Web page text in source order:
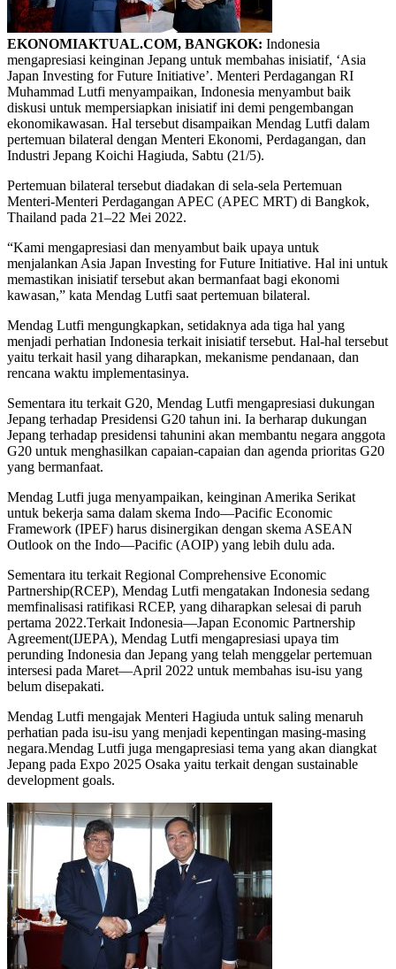
EKONOMIAKTUAL.COM, BANGKOK: Indonesia
mengapresiasi keinginan Jepang untuk membahas inisiatif, ‘Asia
Japan Investing for Future Initiative’. Menteri Perdagangan RI
Muhammad Lutfi menyampaikan, Indonesia menyambut baik
diskusi untuk mempersiapkan inisiatif ini demi pengembangan
ekonomikawasan. Hal tersebut disampaikan Mendag Lutfi dalam
pertemuan bilateral dengan Menteri Ekonomi, Perdagangan, dan
Industri Jepang Koichi Hagiuda, Sabtu (21/5).
Pertemuan bilateral tersebut diadakan di sela-sela Pertemuan
Menteri-Menteri Perdagangan APEC (APEC MRT) di Bangkok,
Thailand pada 21–22 Mei 2022.
“Kami mengapresiasi dan menyambut baik upaya untuk
menjalankan Asia Japan Investing for Future Initiative. Hal ini untuk
memastikan inisiatif tersebut akan bermanfaat bagi ekonomi
kawasan,” kata Mendag Lutfi saat pertemuan bilateral.
Mendag Lutfi mengungkapkan, setidaknya ada tiga hal yang
menjadi perhatian Indonesia terkait inisiatif tersebut. Hal-hal tersebut
yaitu terkait hasil yang diharapkan, mekanisme pendanaan, dan
rencana waktu implementasinya.
Sementara itu terkait G20, Mendag Lutfi mengapresiasi dukungan
Jepang terhadap Presidensi G20 tahun ini. Ia berharap dukungan
Jepang terhadap presidensi tahunini akan membantu negara anggota
G20 untuk menghasilkan capaian-capaian dan agenda prioritas G20
yang bermanfaat.
Mendag Lutfi juga menyampaikan, keinginan Amerika Serikat
untuk bekerja sama dalam skema Indo—Pacific Economic
Framework (IPEF) harus disinergikan dengan skema ASEAN
Outlook on the Indo—Pacific (AOIP) yang lebih dulu ada.
Sementara itu terkait Regional Comprehensive Economic
Partnership(RCEP), Mendag Lutfi mengatakan Indonesia sedang
memfinalisasi ratifikasi RCEP, yang diharapkan selesai di paruh
pertama 2022.Terkait Indonesia—Japan Economic Partnership
Agreement(IJEPA), Mendag Lutfi mengapresiasi upaya tim
perunding Indonesia dan Jepang yang telah menggelar pertemuan
intersesi pada Maret—April 2022 untuk membahas isu-isu yang
belum disepakati.
Mendag Lutfi mengajak Menteri Hagiuda untuk saling menaruh
perhatian pada isu-isu yang menjadi kepentingan masing-masing
negara.Mendag Lutfi juga mengapresiasi tema yang akan diangkat
Jepang pada Expo 2025 Osaka yaitu terkait dengan sustainable
development goals.